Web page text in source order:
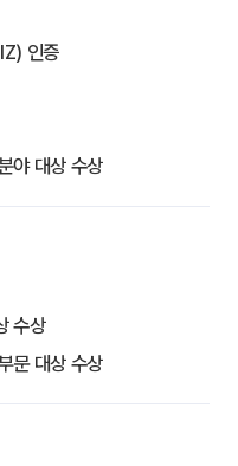
인증
야 대상 수상
수상
문 대상 수상